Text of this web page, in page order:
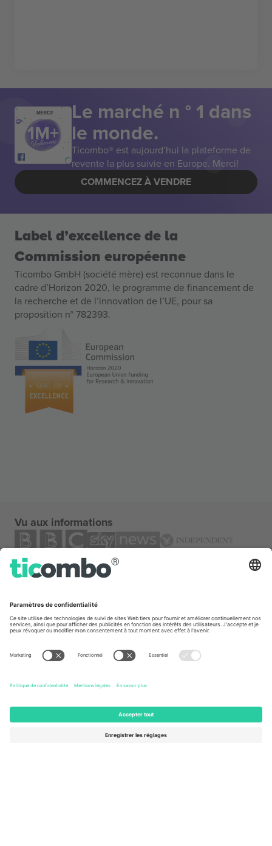
MERCI! Le marché n ° 1 dans
le monde.
Ticombo® est aujourd’hui la plateforme de
revente la plus suivie en Europe. Merci!
COMMENCEZ À VENDRE
Label d’excellence de la
Commission européenne
Ticombo GmbH (société mère) est reconnue dans le
cadre d’Horizon 2020, le programme de financement de
la recherche et de l’innovation de l’UE, pour sa
proposition n° 782393.
Vu aux informations
TixProtect
Programme d'affiliation
Comment ça marche
Centre d'information sur la Coupe
Nous contacter